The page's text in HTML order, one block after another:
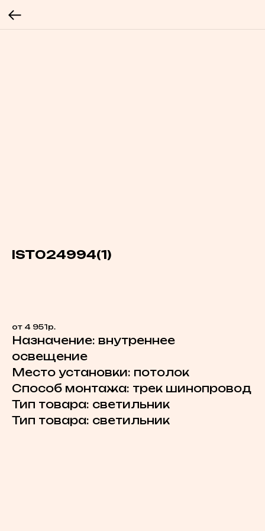
IST024994(1)
от 4 951р.
Назначение: внутреннее
освещение
Место установки: потолок
Способ монтажа: трек шинопровод
Тип товара: светильник
Тип товара: светильник